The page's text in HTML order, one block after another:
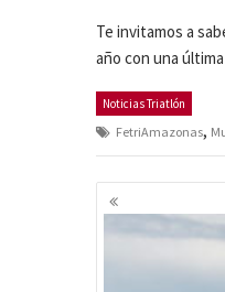
Te invitamos a
año con una
Noticias Triatlón
FetriAmazonas,
Navegación
de
entradas